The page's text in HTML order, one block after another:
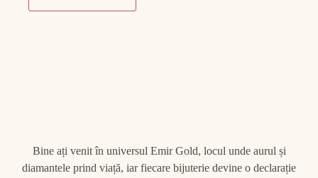
Bine ați venit în universul Emir Gold, locul unde aurul și
diamantele prind viață, iar fiecare bijuterie devine o declarație